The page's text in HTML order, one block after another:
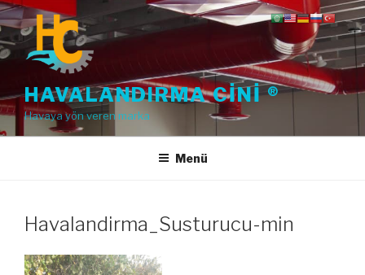
İçeriğe
geç
HAVALANDIRMA CINI ®
Havaya yön veren marka
Menü
Havalandirma_Susturucu-min